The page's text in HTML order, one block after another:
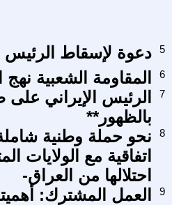
دعوة لإسقاط الرئيس 5
المقاومة الشعبية
6
الرئيس الإيراني على
بالظهور**
7
نحو حملة وطنية
اتفاقية مع الولايات
احتلالها من العراق-
8
العمل المشترك: 9